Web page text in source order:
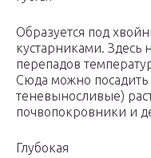
Образуется под
кустарниками. Здесь
перепадов
Сюда можно
теневыносливые)
почвопокровники и
Глубокая